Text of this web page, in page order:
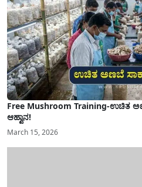
Free Mushroom Training-ಉಚಿತ
ಆಹ್ವಾನ!
March 15, 2026